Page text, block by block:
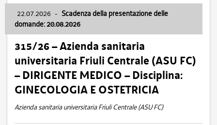
22.07.2026 - Scadenza della presentazione delle
domande: 20.08.2026
315/26 – Azienda sanitaria
universitaria Friuli Centrale (ASU FC)
– DIRIGENTE MEDICO – Disciplina:
GINECOLOGIA E OSTETRICIA
Azienda sanitaria universitaria Friuli Centrale (ASU FC)